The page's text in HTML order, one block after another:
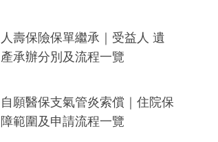
人壽保險保單繼承｜受益人 遺
產承辦分別及流程一覽
自願醫保支氣管炎索償｜住院保
障範圍及申請流程一覽